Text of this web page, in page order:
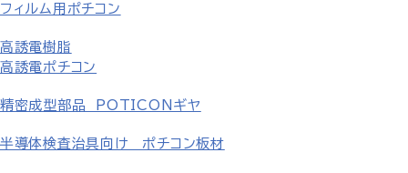
フィルム用ポチコン
高誘電樹脂
高誘電ポチコン
精密成型部品 POTICONギヤ
半導体検査治具向け ポチコン板材